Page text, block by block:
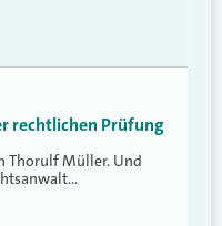
rechtlichen Prüfung
Thorulf Müller. Und